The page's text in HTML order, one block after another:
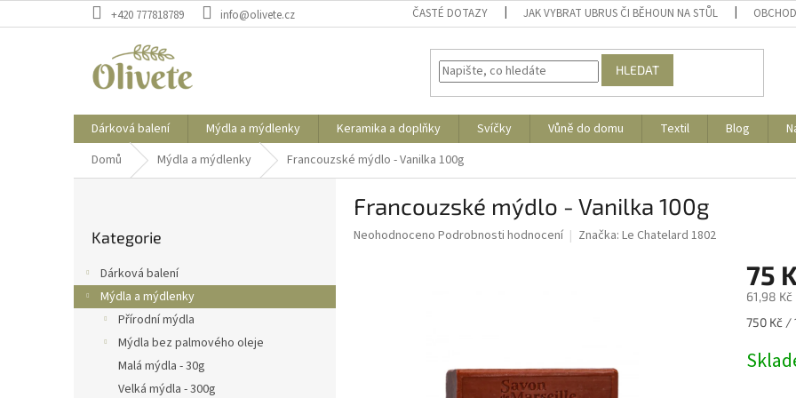
na
+420 777818789 info@olivete.cz ČASTÉ DOTAZY JAK VYBRAT UBRUS ČI BĚHOUN NA STŮL
HLEDAT
Dárková balení Mýdla a mýdlenky Keramika a doplňky Svíčky Vůně do domu Textil Blog
Domů
Mýdla a mýdlenky Francouzské mýdlo - Vanilka 100g
a
n
kategorie
Kategorie
Dárková balení
Mýdla a mýdlenky
Přírodní mýdla
Mýdla bez palmového oleje
Malá mýdla - 30g
Velká mýdla - 300g
Francouzské mýdlo - Vanilka 100g
Průměrné
Neohodnoceno Podrobnosti hodnocení Značka: Le Chatelard 1802
75
61,98 Kč
Měrná
750 Kč /